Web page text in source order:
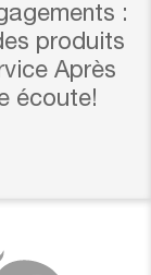
:
produits
Après
écoute!